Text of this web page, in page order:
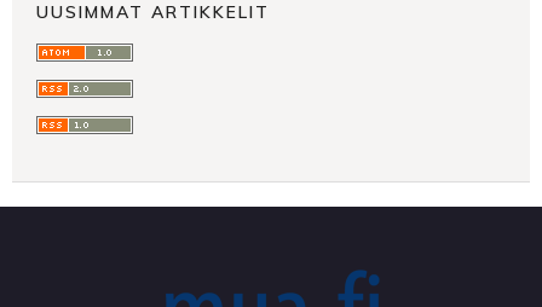
UUSIMMAT ARTIKKELIT